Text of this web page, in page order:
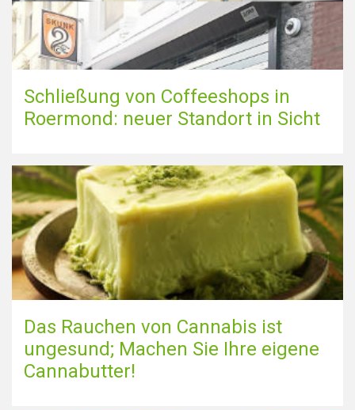
Schließung von Coffeeshops in
Roermond: neuer Standort in Sicht
Das Rauchen von Cannabis ist
ungesund; Machen Sie Ihre eigene
Cannabutter!